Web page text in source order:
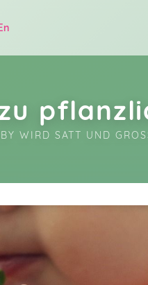
WIRD SATT UND